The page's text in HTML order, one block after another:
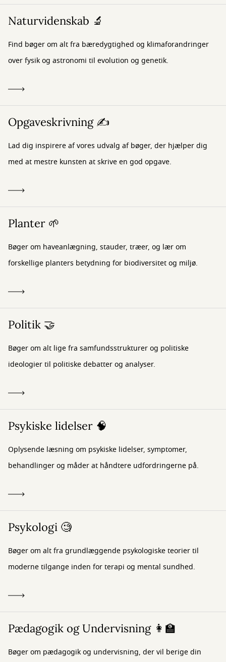
Naturvidenskab 🔬
Find bøger om alt fra bæredygtighed og klimaforandringer
over fysik og astronomi til evolution og genetik.
Opgaveskrivning ✍️
Lad dig inspirere af vores udvalg af bøger, der hjælper dig
med at mestre kunsten at skrive en god opgave.
Planter 🌱
Bøger om haveanlægning, stauder, træer, og lær om
forskellige planters betydning for biodiversitet og miljø.
Politik 🤝
Bøger om alt lige fra samfundsstrukturer og politiske
ideologier til politiske debatter og analyser.
Psykiske lidelser 🧠
Oplysende læsning om psykiske lidelser, symptomer,
behandlinger og måder at håndtere udfordringerne på.
Psykologi 🧐
Bøger om alt fra grundlæggende psykologiske teorier til
moderne tilgange inden for terapi og mental sundhed.
Pædagogik og Undervisning 👩‍🏫
Bøger om pædagogik og undervisning, der vil berige din